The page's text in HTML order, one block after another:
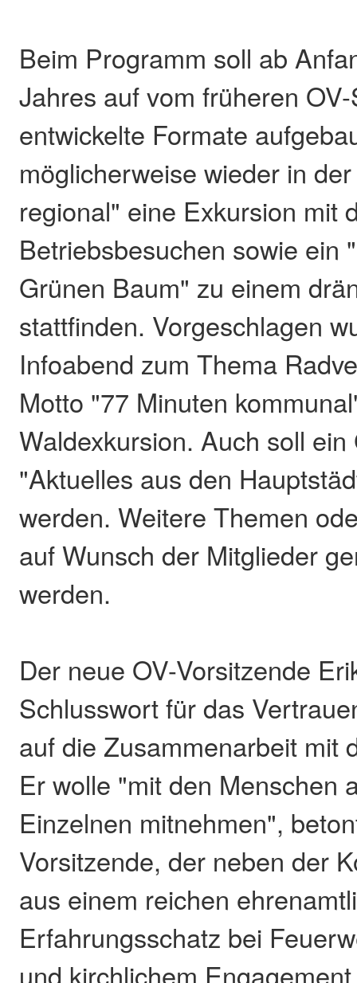
Beim Programm soll ab
Jahres auf vom früheren
entwickelte Formate
möglicherweise wieder in
regional" eine Exkursion mit
Betriebsbesuchen sowie ein
Grünen Baum" zu einem
stattfinden. Vorgeschlagen
Infoabend zum Thema
Motto "77 Minuten
Waldexkursion. Auch soll
"Aktuelles aus den
werden. Weitere Themen
auf Wunsch der Mitglieder
werden.
Der neue OV-Vorsitzende
Schlusswort für das
auf die Zusammenarbeit mit
Er wolle "mit den Menschen
Einzelnen mitnehmen",
Vorsitzende, der neben der
aus einem reichen
Erfahrungsschatz bei
und kirchlichem